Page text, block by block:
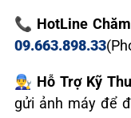
📞 HotLine
09.663.898.33
👨‍🔧 Hỗ Trợ Kỹ
gửi ảnh máy để